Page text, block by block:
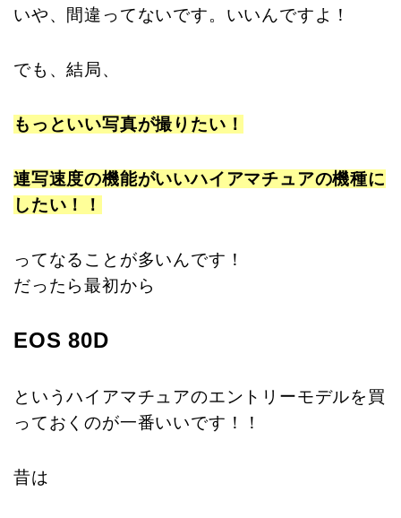
いや、間違ってないです。いいんですよ！
でも、結局、
もっといい写真が撮りたい！
連写速度の機能がいいハイアマチュアの機種に
したい！！
ってなることが多いんです！
だったら最初から
EOS 80D
というハイアマチュアのエントリーモデルを買
っておくのが一番いいです！！
昔は